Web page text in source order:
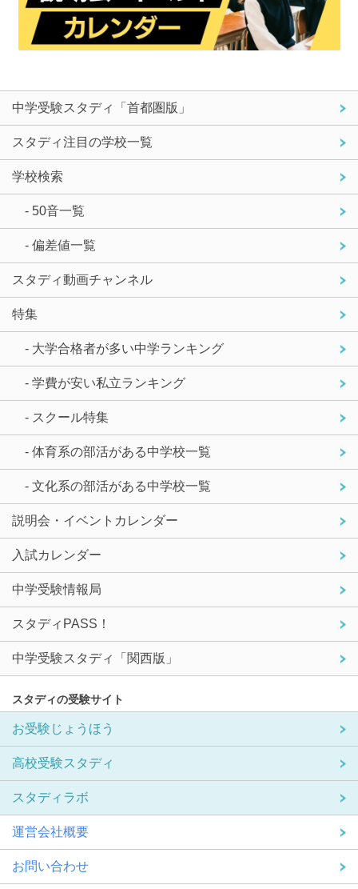
中学受験スタディ「首都圏版」
スタディ注目の学校一覧
学校検索
- 50音一覧
- 偏差値一覧
スタディ動画チャンネル
特集
- 大学合格者が多い中学ランキング
- 学費が安い私立ランキング
- スクール特集
- 体育系の部活がある中学校一覧
- 文化系の部活がある中学校一覧
説明会・イベントカレンダー
入試カレンダー
中学受験情報局
スタディPASS！
中学受験スタディ「関西版」
スタディの受験サイト
お受験じょうほう
高校受験スタディ
スタディラボ
運営会社概要
お問い合わせ